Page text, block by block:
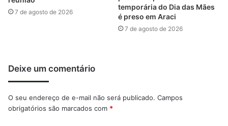
7 de agosto de 2026
temporária do Dia das Mães
é preso em Araci
7 de agosto de 2026
Deixe um comentário
O seu endereço de e-mail não será publicado. Campos
obrigatórios são marcados com *